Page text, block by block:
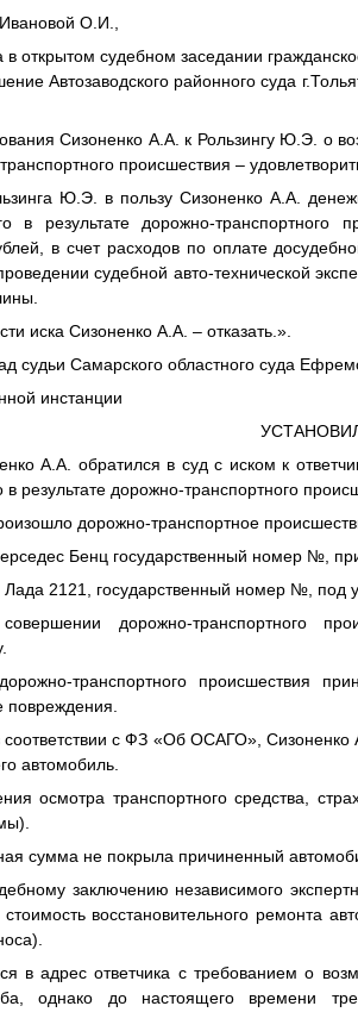
О.И.,
открытом судебном заседании
Автозаводского районного суда
Сизоненко А.А. к Рользингу Ю.Э. о
происшествия –
Ю.Э. в пользу Сизоненко А.А.
в результате дорожно-транспортного
в счет расходов по оплате
судебной авто-технической
иска СизоненкоА.А. – отказать.».
судьи Самарского областного суда
инстанции
А.А. обратился в суд с иском к
результате дорожно-транспортного
дорожно-транспортное
Бенц государственный номер № ,
2121, государственный номер № , под
дорожно-транспортного
транспортного происшествия
повреждения.
соответствии с ФЗ «Об ОСАГО»,
автомобиль.
осмотра транспортного средства,
сумма не покрыла причиненный
заключению независимого
восстановительного ремонта
в адрес ответчика с требованием о
однако до настоящего времени